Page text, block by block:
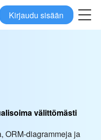
Kirjaudu sisään
välittömästi
ORM-diagrammeja ja